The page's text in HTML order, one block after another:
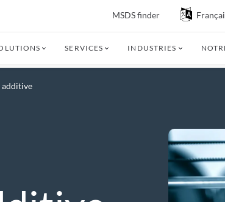
MSDS finder
SERVICES INDUSTRIES
additive